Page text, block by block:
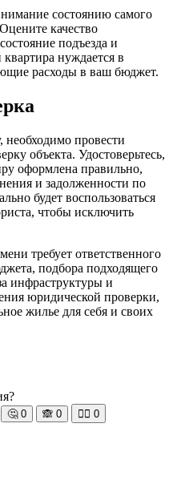
состоянию самого
качество
подъезда и
нуждается в
расходы в ваш бюджет.
провести
объекта. Удостоверьтесь,
оформлена правильно,
и задолженности по
будет воспользоваться
чтобы исключить
требует ответственного
подбора подходящего
инфраструктуры и
юридической проверки,
жилье для себя и своих
🤔 0 🙈 0 🧘‍♀️ 0